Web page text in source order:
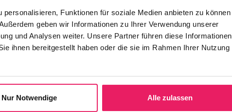
Funktionen für soziale Medien anbieten zu können
geben wir Informationen zu Ihrer Verwendung unserer
und Analysen weiter. Unsere Partner führen diese Informationen
ihnen bereitgestellt haben oder die sie im Rahmen Ihrer Nutzung
Nur Notwendige Alle zulassen